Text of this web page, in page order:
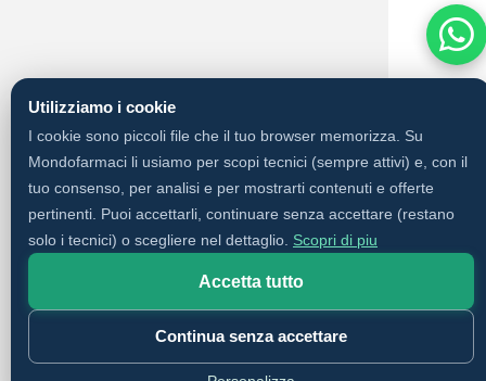
Utilizziamo i cookie
I cookie sono piccoli file che il tuo browser memorizza. Su
Mondofarmaci li usiamo per scopi tecnici (sempre attivi) e, con il
tuo consenso, per analisi e per mostrarti contenuti e offerte
pertinenti. Puoi accettarli, continuare senza accettare (restano
solo i tecnici) o scegliere nel dettaglio. Scopri di piu
Continua senza accettare
Accetta tutto